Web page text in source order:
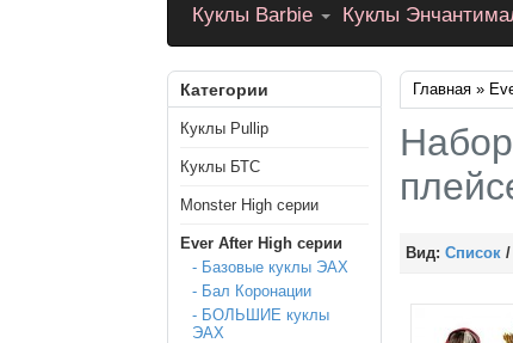
Куклы Barbie Куклы
Категории
Куклы Pullip
Куклы БТС
Monster High серии
Ever After High серии
- Базовые куклы ЭАХ
- Бал Коронации
- БОЛЬШИЕ куклы
ЭАХ
Главная »
Вид: Список /